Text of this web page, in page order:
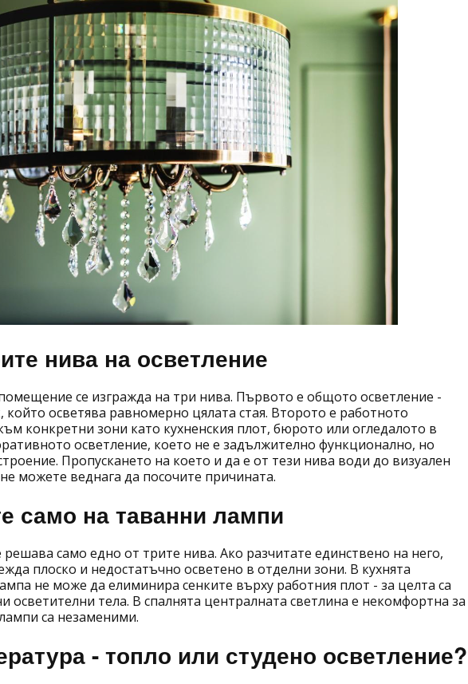
нива на осветление
се изгражда на три нива. Първото е общото осветление -
който осветява равномерно цялата стая. Второто е работното
конкретни зони като кухненския плот, бюрото или огледалото в
осветление, което не е задължително функционално, но
Пропускането на което и да е от тези нива води до визуален
можете веднага да посочите причината.
само на таванни лампи
само едно от трите нива. Ако разчитате единствено на него,
плоско и недостатъчно осветено в отделни зони. В кухнята
не може да елиминира сенките върху работния плот - за целта са
тела. В спалнята централната светлина е некомфортна за
са незаменими.
- топло или студено осветление?